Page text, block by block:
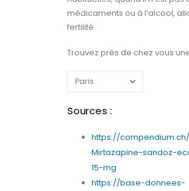
médicaments ou à l’alcool,
fertilité.
Trouvez près de chez vous
Sources :
https://
Mirtazapine-sandoz-
15-mg
https://base-donnees-